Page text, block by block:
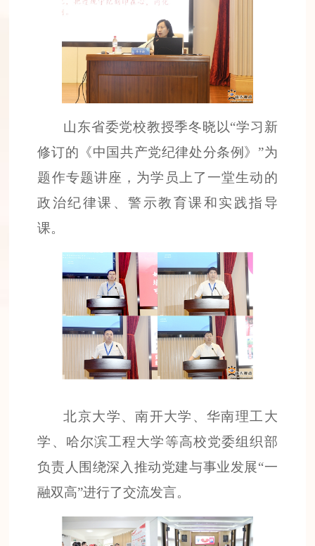
山东省委党校教授季冬晓以“学习新
修订的《中国共产党纪律处分条例》”为
题作专题讲座，为学员上了一堂生动的
政治纪律课、警示教育课和实践指导
课。
北京大学、南开大学、华南理工大
学、哈尔滨工程大学等高校党委组织部
负责人围绕深入推动党建与事业发展“一
融双高”进行了交流发言。